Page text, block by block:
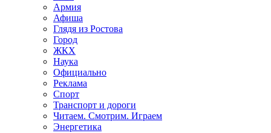
Армия
Афиша
Глядя из Ростова
Город
ЖКХ
Наука
Официально
Реклама
Спорт
Транспорт и дороги
Читаем. Смотрим. Играем
Энергетика